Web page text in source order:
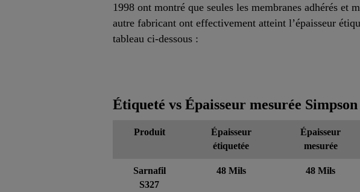
1998 ont montré que seules les membranes adhérés et
autre fabricant ont effectivement atteint l’épaisseur
tableau ci-dessous :
Étiqueté vs Épaisseur mesurée
Produit
Épaisseur
étiquetée
Épaisseur
mesurée
Sarnafil
S327
48 Mils 48 Mils